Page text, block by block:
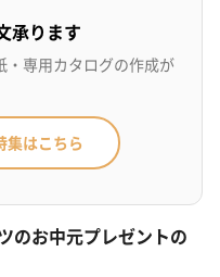
承ります
・専用カタログの作成が
集はこちら
のお中元プレゼントの